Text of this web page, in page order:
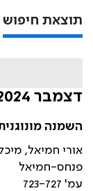
תוצאת חיפוש
דצמבר 2024
השמנה
אורי חמיאל,
פנחס-חמיאל
עמ' 723-727